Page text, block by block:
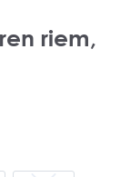
riem,